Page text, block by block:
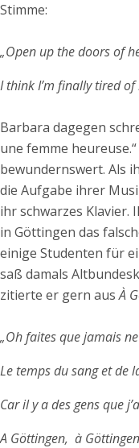
Stimme:
„Open up the doors of
I think I’m finally tired
Barbara dagegen
une femme
bewundernswert. Als
die Aufgabe ihrer
ihr schwarzes Klavier.
in Göttingen das
einige Studenten für
saß damals
zitierte er gern ausÀ
„Oh faites que jamais
Le temps du sang et de
Car il y a des gens que
A Göttingen, à